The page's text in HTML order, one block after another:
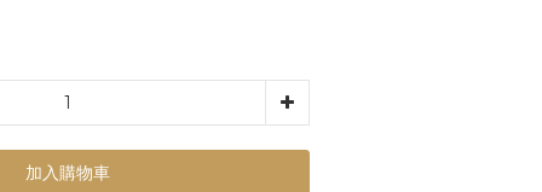
加入購物車